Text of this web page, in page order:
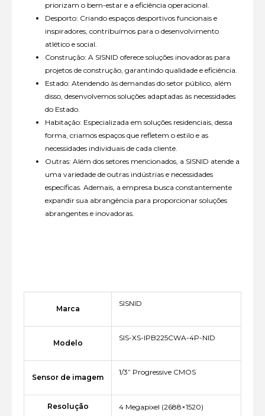
priorizam o bem-estar e a eficiência operacional.
Desporto: Criando espaços desportivos funcionais e
inspiradores, contribuímos para o desenvolvimento
atlético e social.
Construção: A SISNID oferece soluções inovadoras para
projetos de construção, garantindo qualidade e eficiência.
Estado: Atendendo às demandas do setor público, além
disso, desenvolvemos soluções adaptadas às necessidades
do Estado.
Habitação: Especializada em soluções residenciais, dessa
forma, criamos espaços que refletem o estilo e as
necessidades individuais de cada cliente.
Outras: Além dos setores mencionados, a SISNID atende a
uma variedade de outras indústrias e necessidades
específicas. Ademais, a empresa busca constantemente
expandir sua abrangência para proporcionar soluções
abrangentes e inovadoras.
Marca
SISNID
Modelo
SIS-XS-IPB225CWA-4P-NID
Sensor de imagem
1/3” Progressive CMOS
Resolução
4 Megapixel (2688×1520)